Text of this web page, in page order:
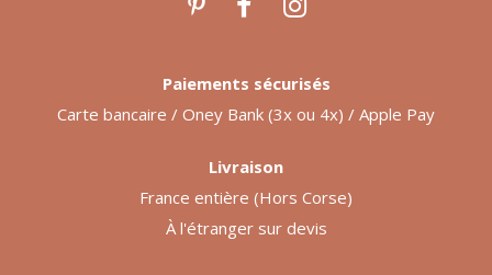
Paiements sécurisés
Carte bancaire / Oney Bank (3x ou 4x) / Apple Pay
Livraison
France entière (Hors Corse)
À l'étranger sur devis